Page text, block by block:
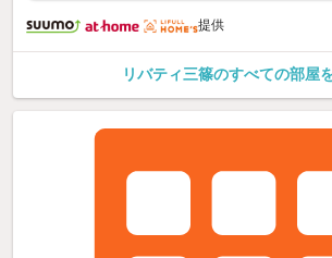
提供
リバティ三篠のすべての部屋